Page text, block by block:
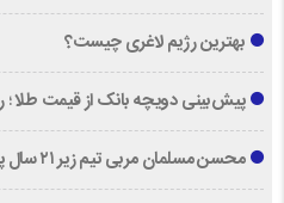
بهترین رژیم لاغری چیست؟
پیش‌بینی دویچه‌ بانک از قیمت طلا ؛
محسن مسلمان مربی تیم زیر ۲۱ سال پرسپولیس شد